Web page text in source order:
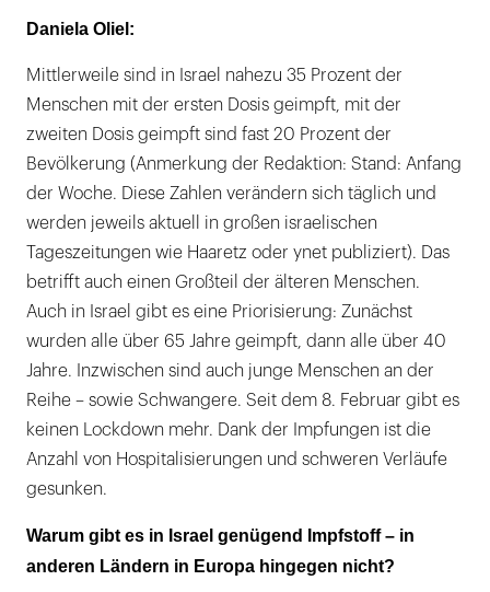
Daniela Oliel:
Mittlerweile sind in Israel nahezu 35 Prozent der
Menschen mit der ersten Dosis geimpft, mit der
zweiten Dosis geimpft sind fast 20 Prozent der
Bevölkerung (Anmerkung der Redaktion: Stand: Anfang
der Woche. Diese Zahlen verändern sich täglich und
werden jeweils aktuell in großen israelischen
Tageszeitungen wie Haaretz oder ynet publiziert). Das
betrifft auch einen Großteil der älteren Menschen.
Auch in Israel gibt es eine Priorisierung: Zunächst
wurden alle über 65 Jahre geimpft, dann alle über 40
Jahre. Inzwischen sind auch junge Menschen an der
Reihe – sowie Schwangere. Seit dem 8. Februar gibt es
keinen Lockdown mehr. Dank der Impfungen ist die
Anzahl von Hospitalisierungen und schweren Verläufe
gesunken.
Warum gibt es in Israel genügend Impfstoff – in
anderen Ländern in Europa hingegen nicht?